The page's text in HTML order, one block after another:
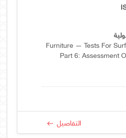
Furniture — Tests For
Part 6: Assessment
التفاصيل